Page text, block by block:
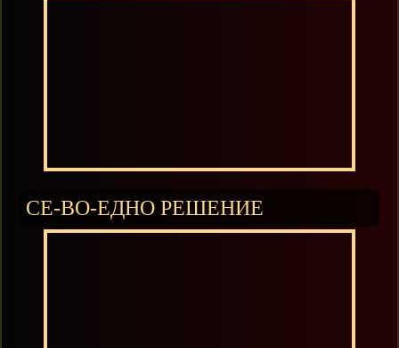
СЕ-ВО-ЕДНО РЕШЕНИЕ